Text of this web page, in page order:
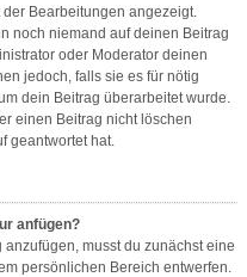
Bearbeitungen angezeigt.
noch niemand auf deinen Beitrag
oder Moderator deinen
jedoch, falls sie es für nötig
dein Beitrag überarbeitet wurde.
einen Beitrag nicht löschen
geantwortet hat.
anfügen?
musst du zunächst eine
persönlichen Bereich entwerfen.